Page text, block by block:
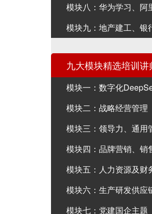
模块八：华为学习、阿
模块九：地产建工、银
九大模块精选培训讲
模块一：数字化
模块二：战略经营管理
模块三：领导力、通用
模块四：品牌营销、销
模块五：人力资源及财
模块六：生产研发供应
模块七：党建国企主题